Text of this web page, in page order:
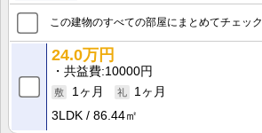
この建物のすべての部屋にまとめてチェック
24.0万円
共益費 10000円
1ヶ月
1ヶ月
3LDK
86.44㎡